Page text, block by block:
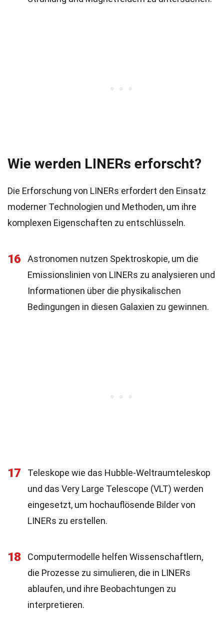
Wie werden LINERs erforscht?
Die Erforschung von LINERs erfordert den Einsatz
moderner Technologien und Methoden, um ihre
komplexen Eigenschaften zu entschlüsseln.
16
Astronomen nutzen Spektroskopie, um die
Emissionslinien von LINERs zu analysieren und
Informationen über die physikalischen
Bedingungen in diesen Galaxien zu gewinnen.
17
Teleskope wie das Hubble-Weltraumteleskop
und das Very Large Telescope (VLT) werden
eingesetzt, um hochauflösende Bilder von
LINERs zu erstellen.
18
Computermodelle helfen Wissenschaftlern,
die Prozesse zu simulieren, die in LINERs
ablaufen, und ihre Beobachtungen zu
interpretieren.